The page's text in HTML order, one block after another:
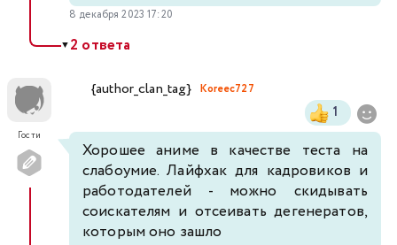
8 декабря 2023 17:20
▼2 ответа
Гости
{author_clan_tag} Koreec727
1
Хорошее аниме в качестве теста на
слабоумие. Лайфхак для кадровиков и
работодателей - можно скидывать
соискателям и отсеивать дегенератов,
которым оно зашло